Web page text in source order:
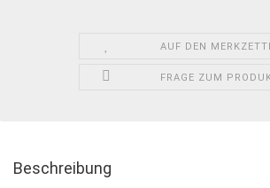
AUF DEN
FRAGE ZUM
Beschreibung